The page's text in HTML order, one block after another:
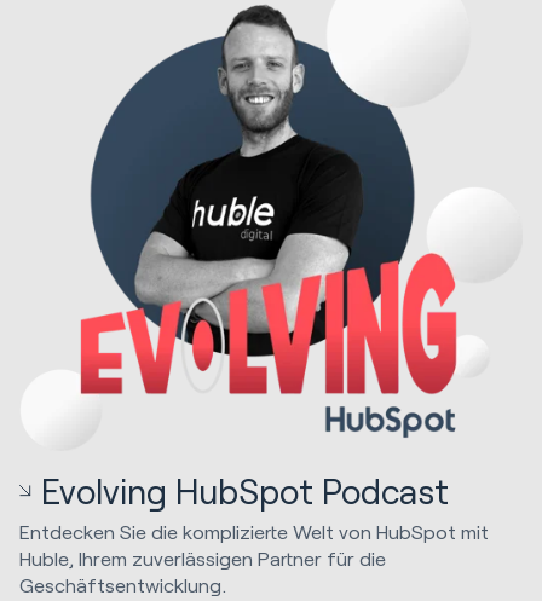
Evolving HubSpot Podcast
Entdecken Sie die komplizierte Welt von HubSpot mit
Huble, Ihrem zuverlässigen Partner für die
Geschäftsentwicklung.